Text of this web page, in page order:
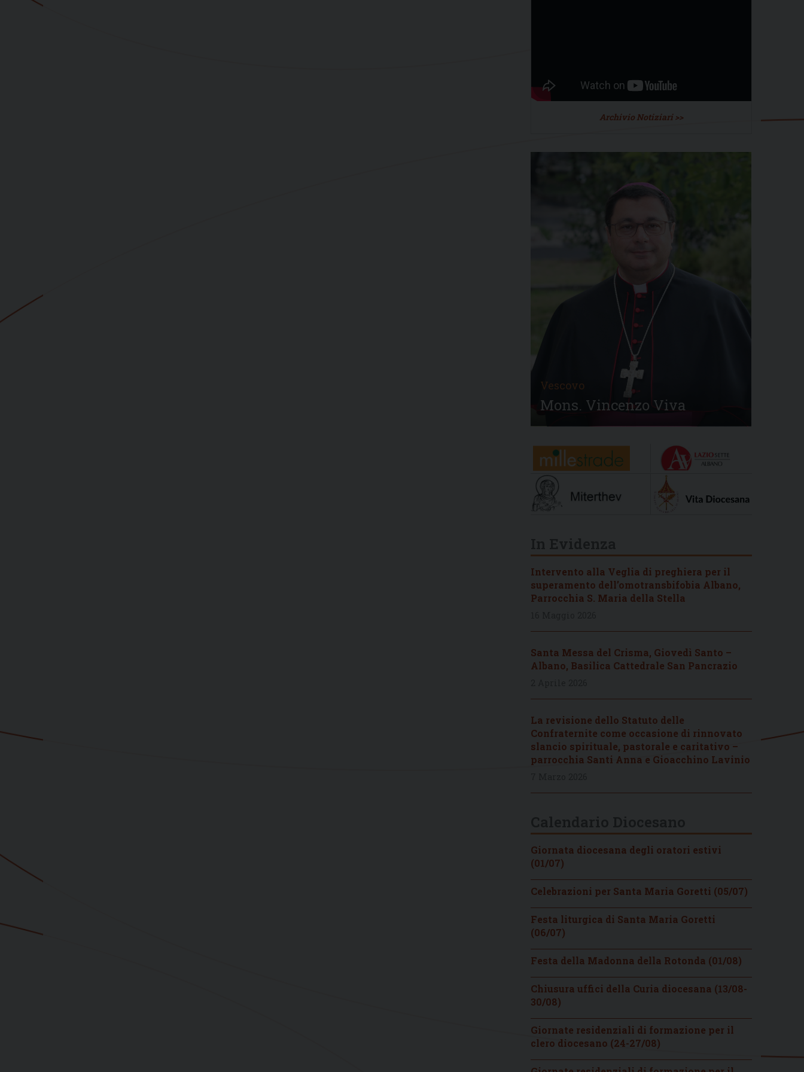
Archivio Notiziari >>
Vescovo
Mons. Vincenzo Viva
Intervento alla Veglia di preghiera per il
superamento dell’omotransbifobia Albano,
Parrocchia S. Maria della Stella
Santa Messa del Crisma, Giovedì Santo –
Albano, Basilica Cattedrale San Pancrazio
La revisione dello Statuto delle
Confraternite come occasione di rinnovato
slancio spirituale, pastorale e caritativo –
parrocchia Santi Anna e Gioacchino Lavinio
Giornata diocesana degli oratori estivi
(01/07)
Celebrazioni per Santa Maria Goretti (05/07)
Festa liturgica di Santa Maria Goretti
(06/07)
Festa della Madonna della Rotonda (01/08)
Chiusura uffici della Curia diocesana (13/08-
30/08)
Giornate residenziali di formazione per il
clero diocesano (24-27/08)